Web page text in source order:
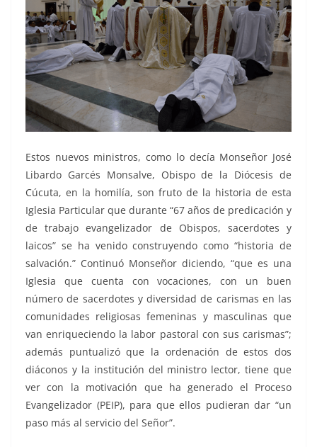
Estos nuevos ministros, como lo decía Monseñor José
Libardo Garcés Monsalve, Obispo de la Diócesis de
Cúcuta, en la homilía, son fruto de la historia de esta
Iglesia Particular que durante “67 años de predicación y
de trabajo evangelizador de Obispos, sacerdotes y
laicos” se ha venido construyendo como “historia de
salvación.” Continuó Monseñor diciendo, “que es una
Iglesia que cuenta con vocaciones, con un buen
número de sacerdotes y diversidad de carismas en las
comunidades religiosas femeninas y masculinas que
van enriqueciendo la labor pastoral con sus carismas”;
además puntualizó que la ordenación de estos dos
diáconos y la institución del ministro lector, tiene que
ver con la motivación que ha generado el Proceso
Evangelizador (PEIP), para que ellos pudieran dar “un
paso más al servicio del Señor”.